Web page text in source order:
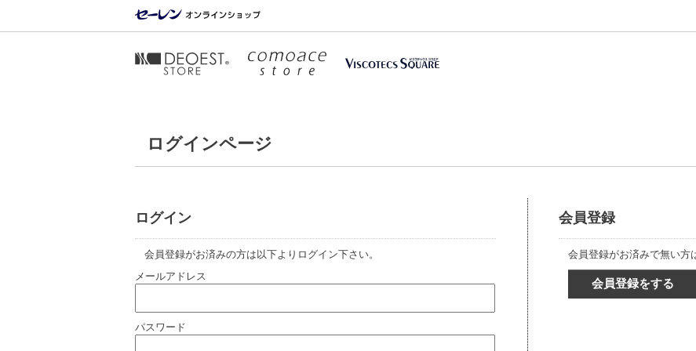
ログインページ
ログイン
会員登録がお済みの方は以下よりログイン下さい。
メールアドレス
パスワード
会員登録
会員登録がお済みで無い方
会員登録をする